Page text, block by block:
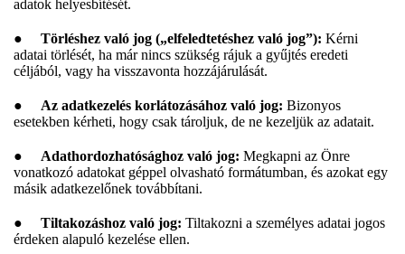
adatok helyesbítését.
● Törléshez való jog („elfeledtetéshez való jog”): Kérni
adatai törlését, ha már nincs szükség rájuk a gyűjtés eredeti
céljából, vagy ha visszavonta hozzájárulását.
● Az adatkezelés korlátozásához való jog: Bizonyos
esetekben kérheti, hogy csak tároljuk, de ne kezeljük az adatait.
● Adathordozhatósághoz való jog: Megkapni az Önre
vonatkozó adatokat géppel olvasható formátumban, és azokat egy
másik adatkezelőnek továbbítani.
● Tiltakozáshoz való jog: Tiltakozni a személyes adatai jogos
érdeken alapuló kezelése ellen.